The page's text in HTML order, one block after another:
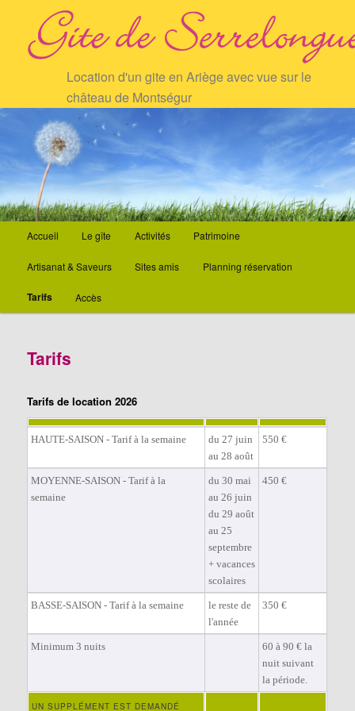
Location d'un gite en Ariège avec vue sur le
château de Montségur
Aller au contenu principal
Aller au contenu secondaire
Accueil Le gîte Activités Patrimoine
Artisanat & Saveurs Sites amis Planning réservation
Tarifs Accès
Tarifs
Tarifs de location 2026
UN SUPPLÉMENT EST DEMANDÉ
HAUTE-SAISON - Tarif à la semaine
du 27 juin
au 28 août
550 €
MOYENNE-SAISON - Tarif à la
semaine
du 30 mai
au 26 juin
du 29 août
au 25
septembre
+ vacances
scolaires
450 €
BASSE-SAISON - Tarif à la semaine
le reste de
l'année
350 €
Minimum 3 nuits
60 à 90 € la
nuit suivant
la période.